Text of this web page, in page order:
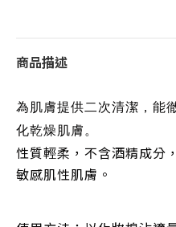
商品描述
為肌膚提供二次清潔，能
化乾燥肌膚。
性質輕柔，不含酒精成分
敏感肌性肌膚。